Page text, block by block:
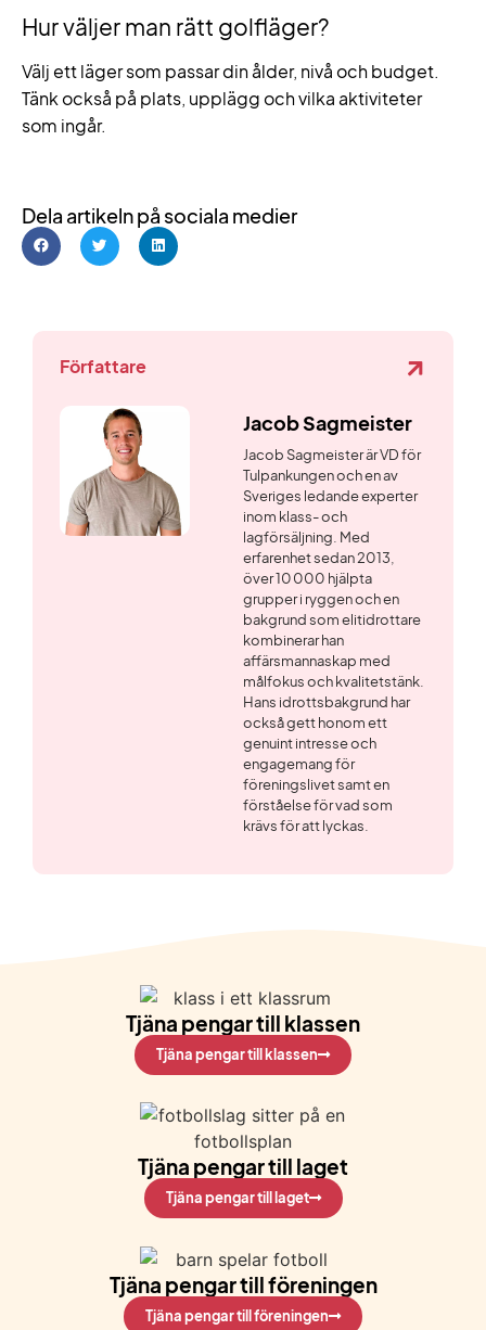
Hur väljer man rätt golfläger?
Välj ett läger som passar din ålder, nivå och budget.
Tänk också på plats, upplägg och vilka aktiviteter
som ingår.
Dela artikeln på sociala medier
Författare
Jacob Sagmeister
Jacob Sagmeister är VD för
Tulpankungen och en av
Sveriges ledande experter
inom klass- och
lagförsäljning. Med
erfarenhet sedan 2013,
över 10 000 hjälpta
grupper i ryggen och en
bakgrund som elitidrottare
kombinerar han
affärsmannaskap med
målfokus och kvalitetstänk.
Hans idrottsbakgrund har
också gett honom ett
genuint intresse och
engagemang för
föreningslivet samt en
förståelse för vad som
krävs för att lyckas.
Tjäna pengar till klassen
Tjäna pengar till klassen
Tjäna pengar till laget
Tjäna pengar till laget
Tjäna pengar till föreningen
Tjäna pengar till föreningen